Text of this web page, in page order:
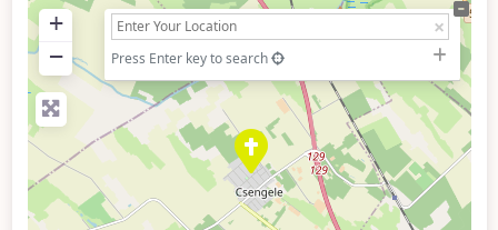
+
−
Press Enter key to search